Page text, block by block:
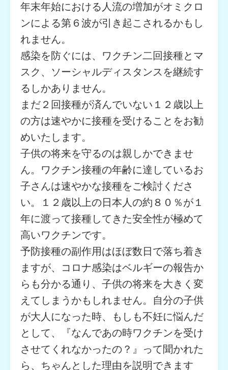
年末年始における人流の増加がオミクロ
ンによる第６波が引き起こされるかもし
れません。
感染を防ぐには、ワクチン二回接種とマ
スク、ソーシャルディスタンスを継続す
るしかありません。
まだ２回接種が済んでいない１２歳以上
の方は速やかに接種を受けることをお勧
めいたします。
子供の将来を守るのは親しかできませ
ん。ワクチン接種の年齢に達しているお
子さんは速やかな接種をご検討くださ
い。１２歳以上の日本人の約８０％が１
年に渡って接種してきた安全性が極めて
高いワクチンです。
予防接種の副作用はほぼ数日で落ち着き
ますが、コロナ感染はベルギーの報告か
らも分かる通り、子供の将来を大きく変
えてしまうかもしれません。自分の子供
が大人になった時、もしも不妊に悩んだ
として、『なんであの時ワクチンを受け
させてくれなかったの？』って聞かれた
ら、ちゃんとした理由を説明できます